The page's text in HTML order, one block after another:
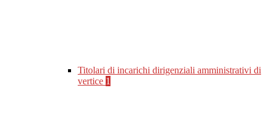
Titolari di incarichi dirigenziali amministrativi di
vertice 1